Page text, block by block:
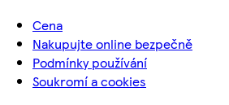
Cena
Nakupujte online bezpečně
Podmínky používání
Soukromí a cookies